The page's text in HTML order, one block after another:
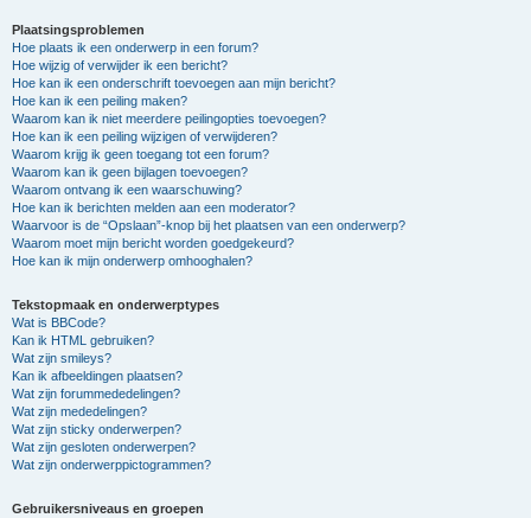
Plaatsingsproblemen
Hoe plaats ik een onderwerp in een forum?
Hoe wijzig of verwijder ik een bericht?
Hoe kan ik een onderschrift toevoegen aan mijn bericht?
Hoe kan ik een peiling maken?
Waarom kan ik niet meerdere peilingopties toevoegen?
Hoe kan ik een peiling wijzigen of verwijderen?
Waarom krijg ik geen toegang tot een forum?
Waarom kan ik geen bijlagen toevoegen?
Waarom ontvang ik een waarschuwing?
Hoe kan ik berichten melden aan een moderator?
Waarvoor is de “Opslaan”-knop bij het plaatsen van een onderwerp?
Waarom moet mijn bericht worden goedgekeurd?
Hoe kan ik mijn onderwerp omhooghalen?
Tekstopmaak en onderwerptypes
Wat is BBCode?
Kan ik HTML gebruiken?
Wat zijn smileys?
Kan ik afbeeldingen plaatsen?
Wat zijn forummededelingen?
Wat zijn mededelingen?
Wat zijn sticky onderwerpen?
Wat zijn gesloten onderwerpen?
Wat zijn onderwerppictogrammen?
Gebruikersniveaus en groepen